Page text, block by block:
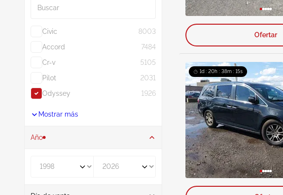
Civic
8003
Accord
7484
Cr-v
5105
Pilot
2031
Odyssey
1926
Mostrar más
Año
Ofertar
1d : 20h : 38m : 14s